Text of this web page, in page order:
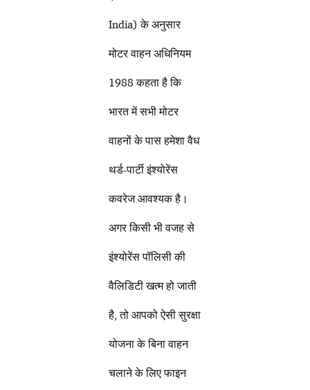
India) के अनुसार
मोटर वाहन अधिनियम
1988 कहता है कि
भारत में सभी मोटर
वाहनों के पास हमेशा वैध
थर्ड-पार्टी इंश्योरेंस
कवरेज आवश्यक है।
अगर किसी भी वजह से
इंश्योरेंस पॉलिसी की
वैलिडिटी खत्म हो जाती
है, तो आपको ऐसी सुरक्षा
योजना के बिना वाहन
चलाने के लिए फाइन